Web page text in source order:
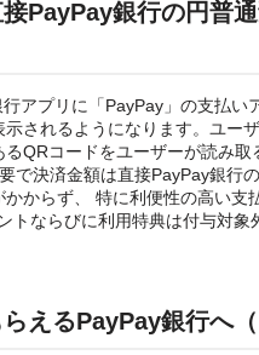
PayPay銀行の円普
アプリに「PayPay」の支払い
されるようになります。ユー
QRコードをユーザーが読み取
決済金額は直接PayPay銀行
からず、 特に利便性の高い支
トならびに利用特典は付与対象
えるPayPay銀行へ